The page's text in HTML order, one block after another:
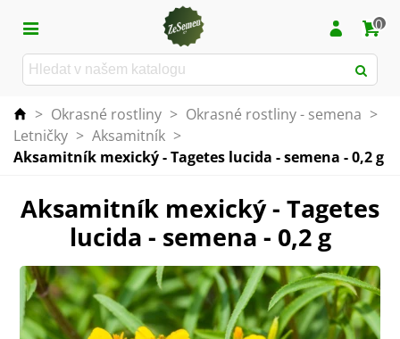
0
> Okrasné rostliny > Okrasné rostliny - semena >
Letničky > Aksamitník >
Aksamitník mexický - Tagetes lucida - semena - 0,2 g
Aksamitník mexický - Tagetes
lucida - semena - 0,2 g